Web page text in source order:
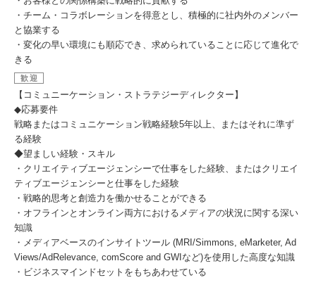
・チーム・コラボレーションを得意とし、積極的に社内外のメンバー
と協業する
・変化の早い環境にも順応でき、求められていることに応じて進化で
きる
歓迎
【コミュニーケーション・ストラテジーディレクター】
◆応募要件
戦略またはコミュニケーション戦略経験5年以上、またはそれに準ず
る経験
◆望ましい経験・スキル
・クリエイティブエージェンシーで仕事をした経験、またはクリエイ
ティブエージェンシーと仕事をした経験
・戦略的思考と創造力を働かせることができる
・オフラインとオンライン両方におけるメディアの状況に関する深い
知識
・メディアベースのインサイトツール (MRI/Simmons, eMarketer, Ad
Views/AdRelevance, comScore and GWIなど)を使用した高度な知識
・ビジネスマインドセットをもちあわせている